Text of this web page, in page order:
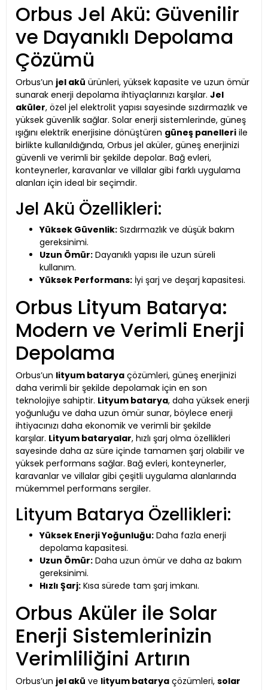
Orbus Jel Akü: Güvenilir
ve Dayanıklı Depolama
Çözümü
Orbus’un jel akü ürünleri, yüksek kapasite ve uzun ömür
sunarak enerji depolama ihtiyaçlarınızı karşılar. Jel
aküler, özel jel elektrolit yapısı sayesinde sızdırmazlık ve
yüksek güvenlik sağlar. Solar enerji sistemlerinde, güneş
ışığını elektrik enerjisine dönüştüren güneş panelleri ile
birlikte kullanıldığında, Orbus jel aküler, güneş enerjinizi
güvenli ve verimli bir şekilde depolar. Bağ evleri,
konteynerler, karavanlar ve villalar gibi farklı uygulama
alanları için ideal bir seçimdir.
Jel Akü Özellikleri:
Yüksek Güvenlik: Sızdırmazlık ve düşük bakım
gereksinimi.
Uzun Ömür: Dayanıklı yapısı ile uzun süreli
kullanım.
Yüksek Performans: İyi şarj ve deşarj kapasitesi.
Orbus Lityum Batarya:
Modern ve Verimli Enerji
Depolama
Orbus’un lityum batarya çözümleri, güneş enerjinizi
daha verimli bir şekilde depolamak için en son
teknolojiye sahiptir. Lityum batarya, daha yüksek enerji
yoğunluğu ve daha uzun ömür sunar, böylece enerji
ihtiyacınızı daha ekonomik ve verimli bir şekilde
karşılar. Lityum bataryalar, hızlı şarj olma özellikleri
sayesinde daha az süre içinde tamamen şarj olabilir ve
yüksek performans sağlar. Bağ evleri, konteynerler,
karavanlar ve villalar gibi çeşitli uygulama alanlarında
mükemmel performans sergiler.
Lityum Batarya Özellikleri:
Yüksek Enerji Yoğunluğu: Daha fazla enerji
depolama kapasitesi.
Uzun Ömür: Daha uzun ömür ve daha az bakım
gereksinimi.
Hızlı Şarj: Kısa sürede tam şarj imkanı.
Orbus Aküler ile Solar
Enerji Sistemlerinizin
Verimliliğini Artırın
Orbus’un jel akü ve lityum batarya çözümleri, solar